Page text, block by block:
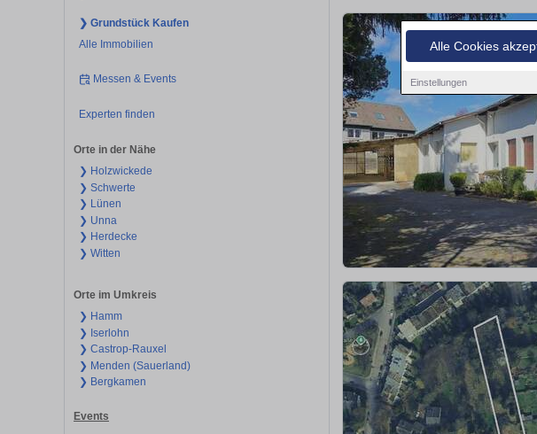
Alle Cookies
Einstellungen
❯ Grundstück Kaufen
Alle Immobilien
Messen & Events
Experten finden
Orte in der Nähe
❯ Holzwickede
❯ Schwerte
❯ Lünen
❯ Unna
❯ Herdecke
❯ Witten
Orte im Umkreis
❯ Hamm
❯ Iserlohn
❯ Castrop-Rauxel
❯ Menden (Sauerland)
❯ Bergkamen
Events